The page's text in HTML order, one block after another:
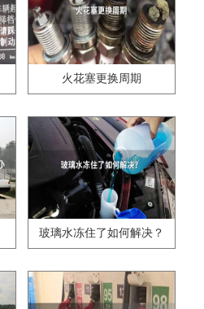
火花塞更换周期
玻璃水冻住了如何解决？